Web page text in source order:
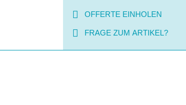
OFFERTE EINHOLEN
FRAGE ZUM ARTIKEL?